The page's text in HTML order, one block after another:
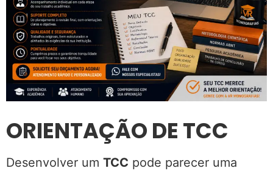
ORIENTAÇÃO DE TCC
Desenvolver um TCC pode parecer uma